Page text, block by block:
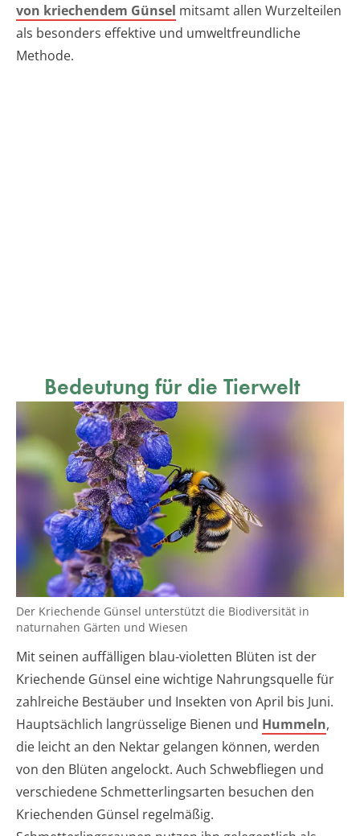
von kriechendem Günsel mitsamt allen Wurzelteilen
als besonders effektive und umweltfreundliche
Methode.
Bedeutung für die Tierwelt
Der Kriechende Günsel unterstützt die Biodiversität in
naturnahen Gärten und Wiesen
Mit seinen auffälligen blau-violetten Blüten ist der
Kriechende Günsel eine wichtige Nahrungsquelle für
zahlreiche Bestäuber und Insekten von April bis Juni.
Hauptsächlich langrüsselige Bienen und Hummeln,
die leicht an den Nektar gelangen können, werden
von den Blüten angelockt. Auch Schwebfliegen und
verschiedene Schmetterlingsarten besuchen den
Kriechenden Günsel regelmäßig.